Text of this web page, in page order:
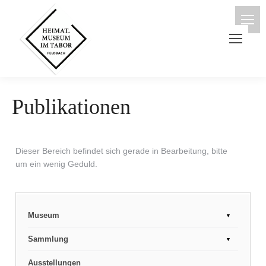
Publikationen
Dieser Bereich befindet sich gerade in Bearbeitung, bitte
um ein wenig Geduld.
Museum
Unser Leitbild
Mitarbeiter
Sammlung
Volkskunde
Ausstellungen